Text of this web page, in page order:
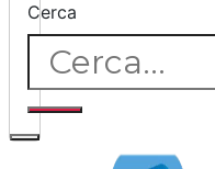
Cerca